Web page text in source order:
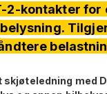
2-kontakter
skjøteledning med